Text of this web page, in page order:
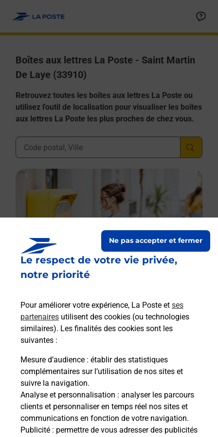
Le respect de votre vie privée,
notre priorité
Pour améliorer votre expérience, La Poste et ses
partenaires utilisent des cookies (ou technologies
similaires). Les finalités des cookies sont les
suivantes :
Mesure d’audience : établir des statistiques
complémentaires sur l’utilisation de nos sites et
suivre la navigation.
Analyse et personnalisation : analyser les parcours
clients et personnaliser en temps réel nos sites et
communications en fonction de votre navigation.
Publicité : permettre de vous adresser des publicités
Ne pas accepter et fermer
Boîtes aux lettres La Poste - Saint Martin
De Laye (33910)
Retrouvez toutes les boîtes aux lettres La Poste ou
utilisez l'outil de localisation pour visualiser les boîtes
aux lettres La Poste les plus proches de chez vous.
Ville, Département, Code Postal
Boîte aux lettres La Poste
Prochaine collecte du courriervendredi
08h30
40 Route De Chaulet
33910
Saint Martin De Laye
Itinéraire
Le lien s'ouvre dans un nouvel onglet